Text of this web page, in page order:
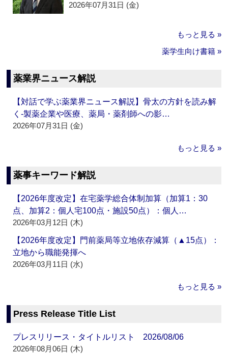
2026年07月31日 (金)
もっと見る »
薬学生向け書籍 »
薬業界ニュース解説
【対話で学ぶ薬業界ニュース解説】骨太の方針を読み解
く‐製薬企業や医療、薬局・薬剤師への影…
2026年07月31日 (金)
もっと見る »
薬事キーワード解説
【2026年度改定】在宅薬学総合体制加算（加算1：30
点、加算2：個人宅100点・施設50点）：個人…
2026年03月12日 (木)
【2026年度改定】門前薬局等立地依存減算（▲15点）：
立地から職能発揮へ
2026年03月11日 (水)
もっと見る »
Press Release Title List
プレスリリース・タイトルリスト 2026/08/06
2026年08月06日 (木)